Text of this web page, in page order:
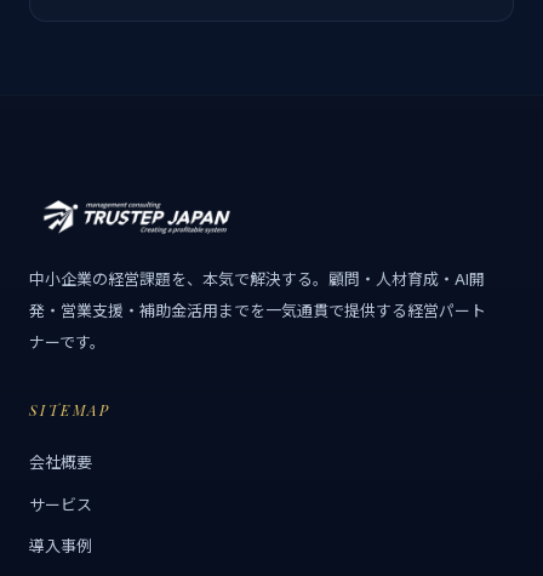
中小企業の経営課題を、本気で解決する。顧問・人材育成・AI開
発・営業支援・補助金活用までを一気通貫で提供する経営パート
ナーです。
SITEMAP
会社概要
サービス
導入事例